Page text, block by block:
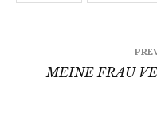
MEINE FRAU